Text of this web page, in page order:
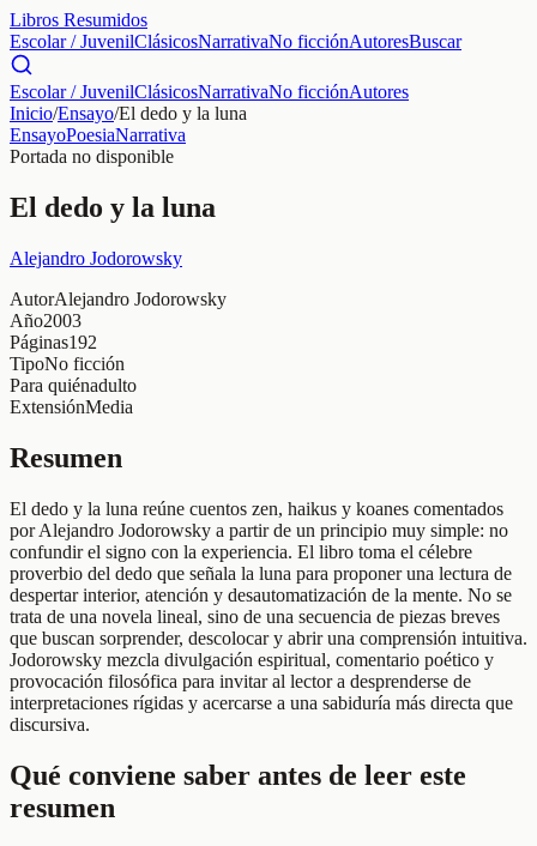
Libros Resumidos
Escolar / JuvenilClásicosNarrativaNo ficciónAutoresBuscar
Escolar / JuvenilClásicosNarrativaNo ficciónAutores
Inicio/Ensayo/El dedo y la luna
EnsayoPoesiaNarrativa
Portada no disponible
El dedo y la luna
Alejandro Jodorowsky
AutorAlejandro Jodorowsky
Año2003
Páginas192
TipoNo ficción
Para quiénadulto
ExtensiónMedia
Resumen
El dedo y la luna reúne cuentos zen, haikus y koanes comentados
por Alejandro Jodorowsky a partir de un principio muy simple: no
confundir el signo con la experiencia. El libro toma el célebre
proverbio del dedo que señala la luna para proponer una lectura de
despertar interior, atención y desautomatización de la mente. No se
trata de una novela lineal, sino de una secuencia de piezas breves
que buscan sorprender, descolocar y abrir una comprensión intuitiva.
Jodorowsky mezcla divulgación espiritual, comentario poético y
provocación filosófica para invitar al lector a desprenderse de
interpretaciones rígidas y acercarse a una sabiduría más directa que
discursiva.
Qué conviene saber antes de leer este
resumen